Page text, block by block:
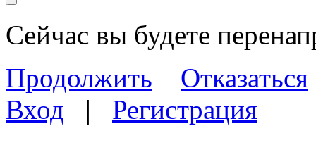
Сейчас вы будете
Продолжить
Отказаться
Вход | Регистрация